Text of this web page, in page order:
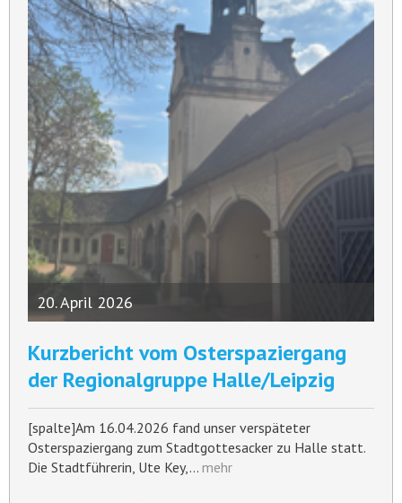
20. April 2026
Kurzbericht vom Osterspaziergang
der Regionalgruppe Halle/Leipzig
[spalte]Am 16.04.2026 fand unser verspäteter
Osterspaziergang zum Stadtgottesacker zu Halle statt.
Die Stadtführerin, Ute Key,… mehr